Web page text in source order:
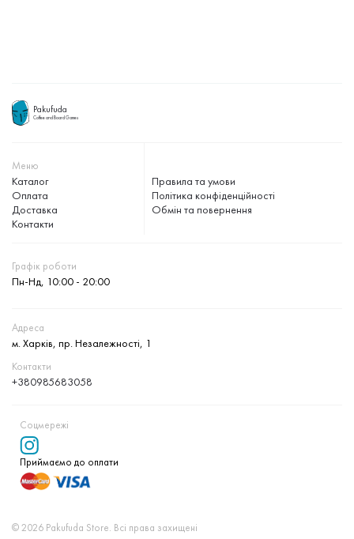
Pakufuda
Coffee and Board Games
Меню
Каталог
Оплата
Доставка
Контакти
Правила та умови
Політика конфіденційності
Обмін та повернення
Графік роботи
Пн-Нд, 10:00 - 20:00
Адреса
м. Харків, пр. Незалежності, 1
Контакти
+380985683058
© 2026 Pakufuda Store. Всі права захищені
Соцмережі
Приймаємо до оплати